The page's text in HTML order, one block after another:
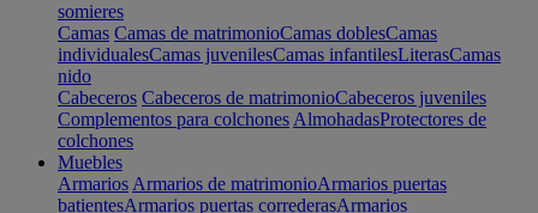
somieres
Camas Camas de matrimonioCamas doblesCamas
individualesCamas juvenilesCamas infantilesLiterasCamas
nido
Cabeceros Cabeceros de matrimonioCabeceros juveniles
Complementos para colchones AlmohadasProtectores de
colchones
Muebles
Armarios Armarios de matrimonioArmarios puertas
batientesArmarios puertas correderasArmarios